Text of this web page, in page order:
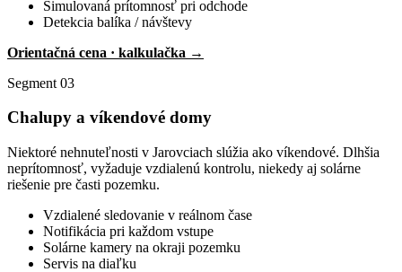
Simulovaná prítomnosť pri odchode
Detekcia balíka / návštevy
Orientačná cena · kalkulačka →
Segment 03
Chalupy a víkendové domy
Niektoré nehnuteľnosti v Jarovciach slúžia ako víkendové. Dlhšia
neprítomnosť, vyžaduje vzdialenú kontrolu, niekedy aj solárne
riešenie pre časti pozemku.
Vzdialené sledovanie v reálnom čase
Notifikácia pri každom vstupe
Solárne kamery na okraji pozemku
Servis na diaľku